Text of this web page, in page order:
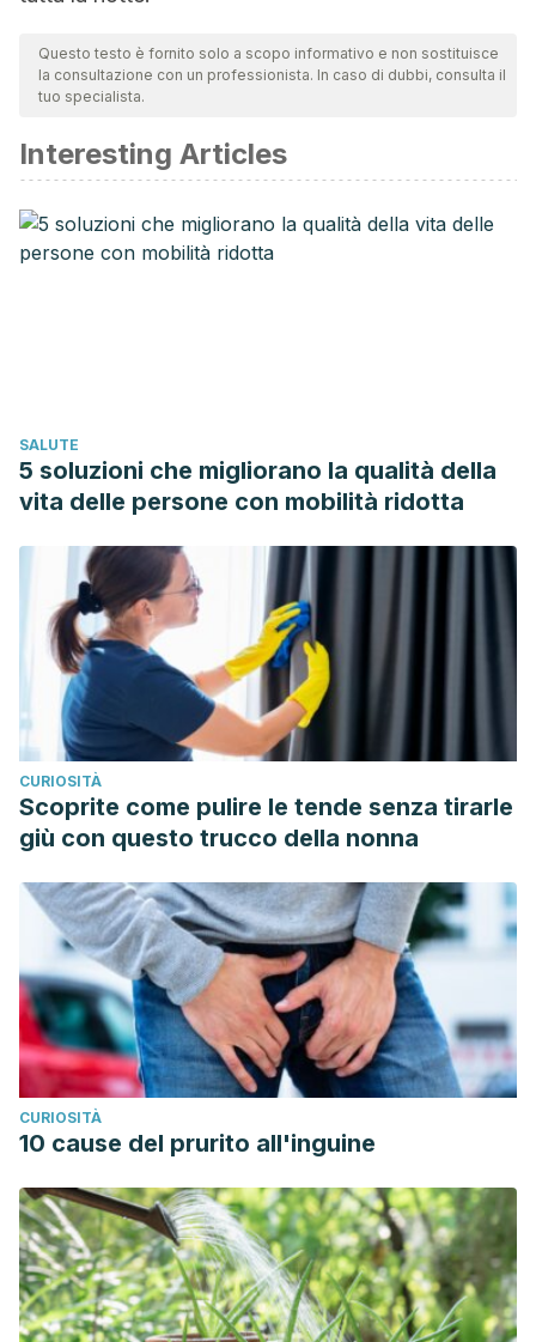
Questo testo è fornito solo a scopo informativo e non sostituisce
la consultazione con un professionista. In caso di dubbi, consulta il
tuo specialista.
Interesting Articles
SALUTE
5 soluzioni che migliorano la qualità della
vita delle persone con mobilità ridotta
CURIOSITÀ
Scoprite come pulire le tende senza tirarle
giù con questo trucco della nonna
CURIOSITÀ
10 cause del prurito all'inguine